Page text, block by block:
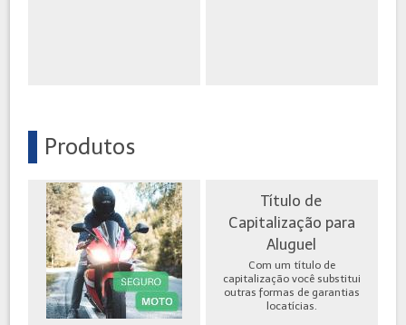
Produtos
Título de
Capitalização para
Aluguel
Com um título de
capitalização você substitui
outras formas de garantias
locatícias.